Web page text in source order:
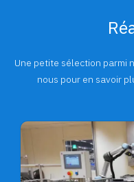
Une petite sélection parmi
nous pour en savoir